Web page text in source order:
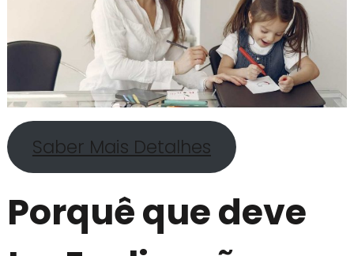
Saber Mais Detalhes
Porquê que deve